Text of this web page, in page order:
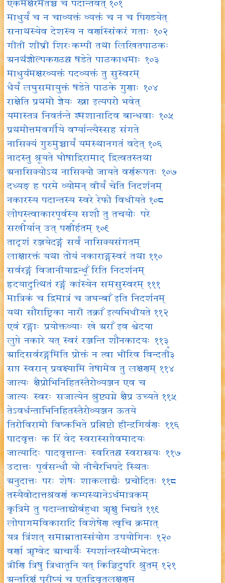
माधुर्यं च न चाव्यक्तं व्यक्तं च न च पिण्डयेत्
सनाथस्येव देशस्य न वर्णास्संकरं गताः १०२
गीती शीघ्री शिरःकम्पी तथा लिखितपाठकः
अनर्थज्ञोल्पकण्ठश्च षडेते पाठकाधमाः १०३
माधुर्यमक्षरव्यक्तं पदव्यक्तं तु सुस्वरम्
धैर्यं लघुसमायुक्तं षडेते पाठके गुणाः १०४
राक्षेति प्रथमो ज्ञेयः ख्ना इत्यपरो भवेत्
यमास्तत्र निवर्तन्ते श्मशानादिव बान्धवाः १०५
प्रथमोत्तमवर्गीये वर्ग्यान्त्यैस्सह संगते
नासिक्यं गुरुमुच्चार्यं यमस्थानगतं वदेत् १०६
नादस्तु श्रूयते घोषाद्विरामाद् द्वित्वतस्तथा
अनासिक्योऽथ नासिक्यो जायते वर्णरूपतः १०७
दध्यङ् ह परमे व्योमन् वीर्यं चेति निदर्शनम्
नकारस्य पदान्तस्य स्वरे रेफो विधीयते १०८
लोपस्त्वाकारपूर्वस्य सशौ तु तचयोः परे
सखीँर्यान् उत् पणीँर्हतम् १०९
तादृशं रञ्जयेदङ्गं सर्वं नासिक्यसंगतम्
लाक्षारक्तं यथा तोयं नकाराङ्गस्वरं तथा ११०
सर्वरङ्गं विजानीयाद्बन्धूँ रिति निदर्शनम्
हृदयादुत्थितं रङ्गं कांस्येन समसुस्वरम् १११
मात्रिकं च द्विमात्रं च जघन्बाँ इति निदर्शनम्
यथा सौराष्ट्रिका नारी तक्राँ इत्यभिधीयते ११२
एवं रङ्गाः प्रयोक्तव्याः खे अराँ इव श्वेदया
लुप्ते नकारे यत् स्वरं रञ्जन्ति शौनकादयः ११३
आदिसर्वरङ्गमिति प्रोक्तं न त्वा भीरिव विन्दतीँ३
सप्त स्वरान् प्रवक्ष्यामि तेषामेव तु लक्षणम् ११४
जात्यः क्षैप्रोभिनिहितस्तैरोव्यञ्जन एव च
जात्यः स्वरः सजात्येन श्रुष्ट्यग्ने क्षैप्र उच्यते ११५
तेऽवर्धन्ताभिनिहितस्तैरोव्यञ्जन ऊतये
तिरोविरामो विष्कभिते प्रश्लिष्टो हीन्द्रगिर्वणः ११६
पादवृत्तः क रिं वेद स्वरास्सप्तैवमादयः
जात्यादिः पादवृत्तान्तः स्वरितश्च स्वरास्त्रयः ११७
उदात्तः पूर्वसन्धौ यो नीचैरभिपदे स्थितः
अनुदात्तः परः शेषः शाकलाद्यैः प्रचोदितः ११८
तस्यैवोदात्तश्रवणं कम्पस्थानेऽर्धमात्रकम्
कृत्रिमे तु पदान्ताद्योर्बहुधा ऋक्षु भिद्यते ११९
लोपागमविकारादि विशेषेण त्वृचि क्रमात्
यत्र त्रिंशत् समाम्नातास्संयोग उपयोगिनः १२०
वर्णा ऋग्वेद आचार्यैः स्पर्शान्तस्थोष्मभेदतः
त्रीणि त्रिषु त्रिधातूनि यत् किञ्चिदुपरि श्रुतम् १२१
अन्तरिक्षं पुरीष्यं च एतद्विवृतलक्षणम्